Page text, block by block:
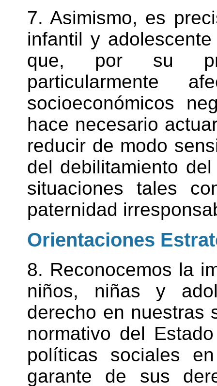
7. Asimismo, es
infantil y
que, por su
particularmente
socioeconómicos
hace necesario
reducir de modo
del debilitamiento
situaciones tales
paternidad
Orientaciones
8. Reconocemos la
niños, niñas y
derecho en nuestras
normativo del
políticas sociales
garante de sus